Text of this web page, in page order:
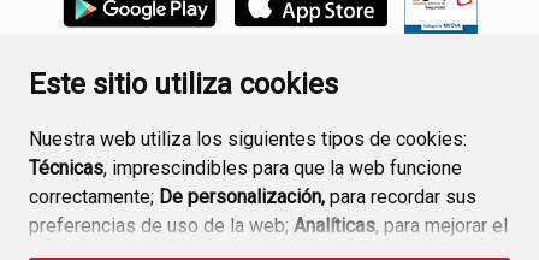
Este sitio utiliza cookies
Nuestra web utiliza los siguientes tipos de cookies:
Técnicas, imprescindibles para que la web funcione
correctamente; De personalización, para recordar sus
preferencias de uso de la web; Analíticas, para mejorar el
funcionamiento de la web y sus servicios.